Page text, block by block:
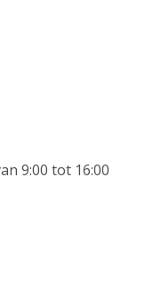
9:00 tot 16:00